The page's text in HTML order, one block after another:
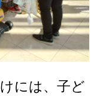
には、子ど